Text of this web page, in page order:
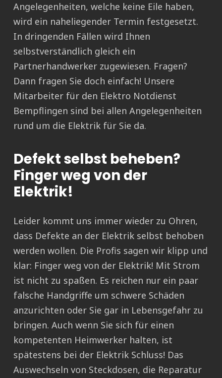
Angelegenheiten, welche keine Eile haben,
wird ein naheliegender Termin festgesetzt.
In dringenden Fällen wird Ihnen
selbstverständlich gleich ein
Partnerhandwerker zugewiesen. Fragen?
Dann fragen Sie doch einfach! Unsere
Mitarbeiter für den Elektro Notdienst
Bempflingen sind bei allen Angelegenheiten
rund um die Elektrik für Sie da.
Defekt selbst beheben?
Finger weg von der
Elektrik!
Leider kommt uns immer wieder zu Ohren,
dass Defekte an der Elektrik selbst behoben
werden wollen. Die Profis sagen wir klipp und
klar: Finger weg von der Elektrik! Mit Strom
ist nicht zu spaßen. Es reichen nur ein paar
falsche Handgriffe um schwere Schäden
anzurichten oder Sie gar in Lebensgefahr zu
bringen. Auch wenn Sie sich für einen
kompetenten Heimwerker halten, ist
spätestens bei der Elektrik Schluss! Das
Auswechseln von Steckdosen, die Reparatur